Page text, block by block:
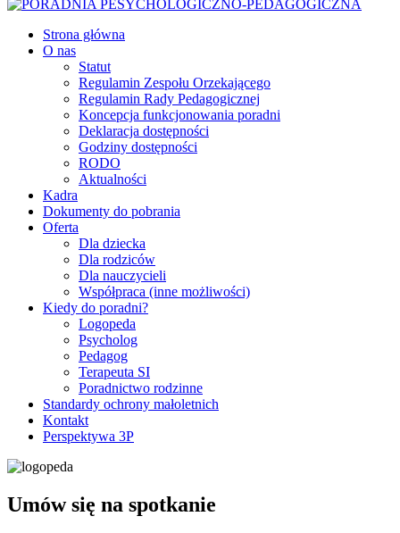
Strona główna
O nas
Statut
Regulamin Zespołu Orzekającego
Regulamin Rady Pedagogicznej
Koncepcja funkcjonowania poradni
Deklaracja dostępności
Godziny dostępności
RODO
Aktualności
Kadra
Dokumenty do pobrania
Oferta
Dla dziecka
Dla rodziców
Dla nauczycieli
Współpraca (inne możliwości)
Kiedy do poradni?
Logopeda
Psycholog
Pedagog
Terapeuta SI
Poradnictwo rodzinne
Standardy ochrony małoletnich
Kontakt
Perspektywa 3P
Umów się na spotkanie